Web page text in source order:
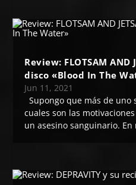
Review: FLOTSAM AND
disco «Blood In The
Jun 11, 2021
Supongo que más de uno
cuales son las
un asesino sanguinario. En